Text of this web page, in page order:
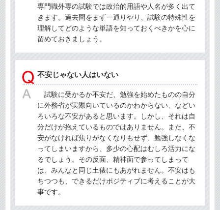
専門職外専の試験では政治的用語や人名が多く出て
きます。過去問をまず一通りやり、試験の特殊性を
理解してどのような単語を知っておくべきかを心に
留めておきましょう。
不安じゃない人はいない
試験に受かるか不安だ、勉強を始めたものの自分
に外務省が実際向いているのかわからない、などい
ろいろな不安があると思います。しかし、それは自
分だけが抱えているものではありません。また、不
安がなければ焦りがなくなりもせず、勉強しなくな
ってしまいますから、多少の心配はむしろ活力にな
るでしょう。その反面、精神面で参ってしまって
は、みんなと同じ土俵にもあがれません。不安はも
ちつつも、できるだけポジティブに考えることが大
事です。